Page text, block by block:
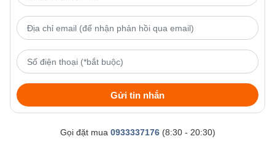
Gửi tin nhắn
Gọi đặt mua 0933337176(8:30 - 20:30)